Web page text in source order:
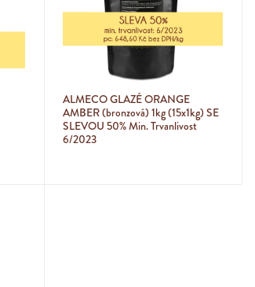
ALMECO GLAZÉ ORANGE
AMBER (bronzová) 1kg (15x1kg) SE
SLEVOU 50% Min. Trvanlivost
6/2023